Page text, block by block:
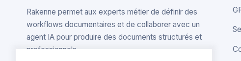
Rakenne permet aux experts métier de définir des
workflows documentaires et de collaborer avec un
agent IA pour produire des documents structurés et
professionnels.